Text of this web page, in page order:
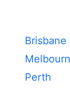
Brisbane
Perth